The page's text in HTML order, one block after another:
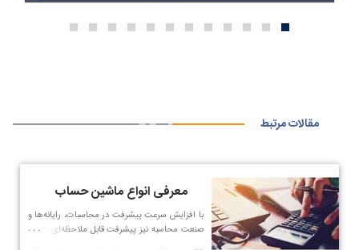
مقالات مرتبط
معرفی انواع ماشین حساب
با افزایش سرعت پیشرفت در محاسبات، رایانه‌ها و
صنعت محاسبه نیز پیشرفت قابل ملاحظه‌ای داشته